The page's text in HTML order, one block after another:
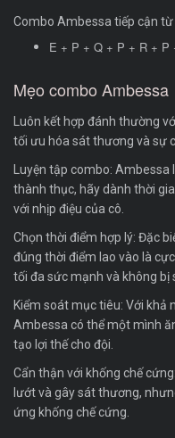
Combo Ambessa tiếp cận từ
E + P + Q + P + R +
Mẹo combo Ambessa
Luôn kết hợp đánh thường
tối ưu hóa sát thương và sự
Luyện tập combo:
thành thục, hãy dành thời
với nhịp điệu của cô.
Chọn thời điểm hợp lý: Đặc
đúng thời điểm lao vào là
tối đa sức mạnh và không bị
Kiểm soát mục tiêu: Với khả
Ambessa có thể một mình
tạo lợi thế cho đội.
Cẩn thận với khống chế
lướt và gây sát thương,
ứng khống chế cứng.